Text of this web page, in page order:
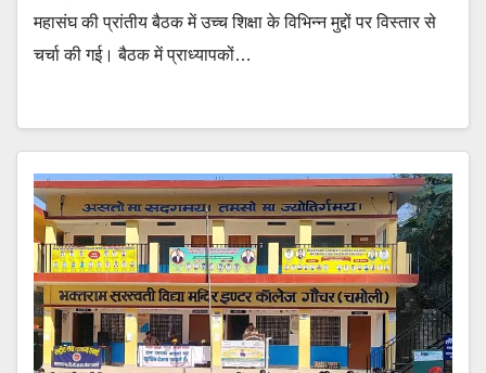
महासंघ की प्रांतीय बैठक में उच्च शिक्षा के विभिन्न मुद्दों पर विस्तार से
चर्चा की गई। बैठक में प्राध्यापकों…